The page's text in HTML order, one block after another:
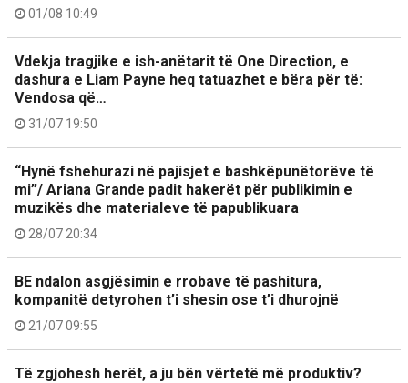
01/08 10:49
Vdekja tragjike e ish-anëtarit të One Direction, e
dashura e Liam Payne heq tatuazhet e bëra për të:
Vendosa që…
31/07 19:50
“Hynë fshehurazi në pajisjet e bashkëpunëtorëve të
mi”/ Ariana Grande padit hakerët për publikimin e
muzikës dhe materialeve të papublikuara
28/07 20:34
BE ndalon asgjësimin e rrobave të pashitura,
kompanitë detyrohen t’i shesin ose t’i dhurojnë
21/07 09:55
Të zgjohesh herët, a ju bën vërtetë më produktiv?